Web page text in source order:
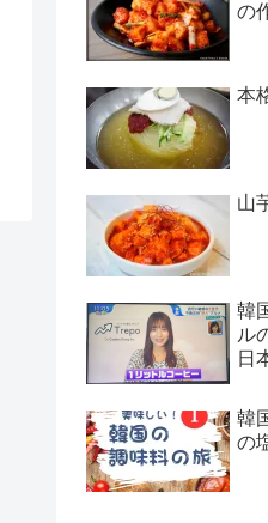
の
本
山
韓
ル
日
韓
の